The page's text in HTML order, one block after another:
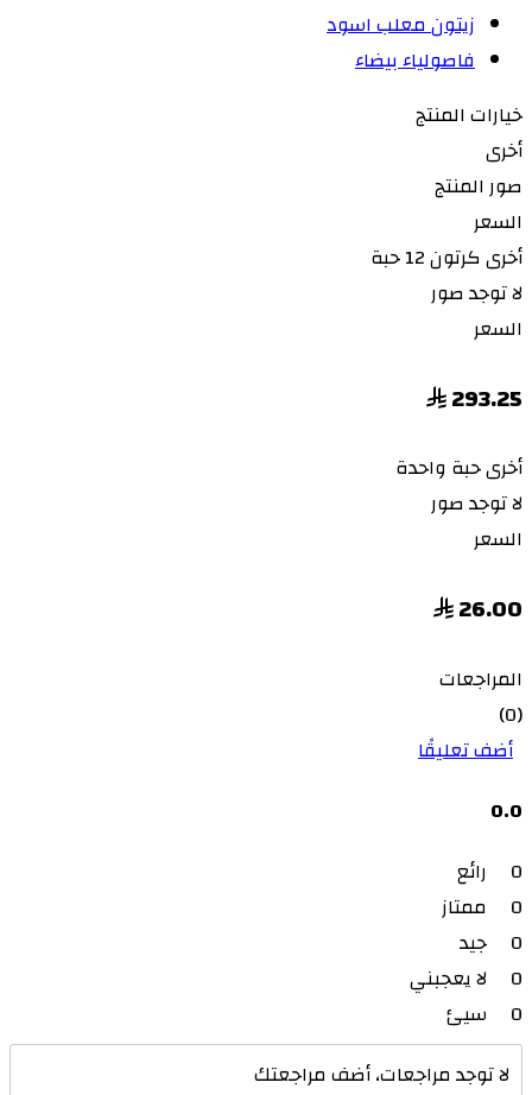
زيتون معلب اسود
فاصولياء بيضاء
خيارات المنتج
أخرى
صور المنتج
السعر
أخرى كرتون 12 حبة
لا توجد صور
السعر
293.25
أخرىحبة واحدة
لا توجد صور
السعر
26.00
المراجعات
(0)
أضف تعليقًا
0.0
0
رائع
0
ممتاز
0
جيد
0
لا يعجبني
0
سيئ
لا توجد مراجعات، أضف مراجعتك